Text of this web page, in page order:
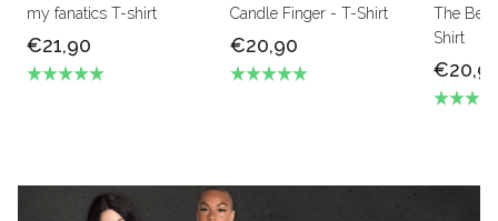
my fanatics T-shirt
€21,90
Candle Finger - T-Shirt
€20,90
The
Shirt